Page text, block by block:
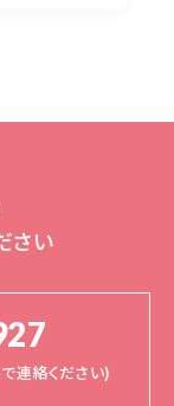
さい
連絡ください)